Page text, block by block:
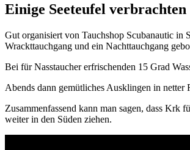
Einige Seeteufel
Gut organisiert von Tauchshop Scubanautic in
Wrackttauchgang und ein Nachttauchgang
Bei für Nasstaucher erfrischenden 15 Grad
Abends dann gemütliches Ausklingen in
Zusammenfassend kann man sagen, dass Krk
weiter in den Süden ziehen.